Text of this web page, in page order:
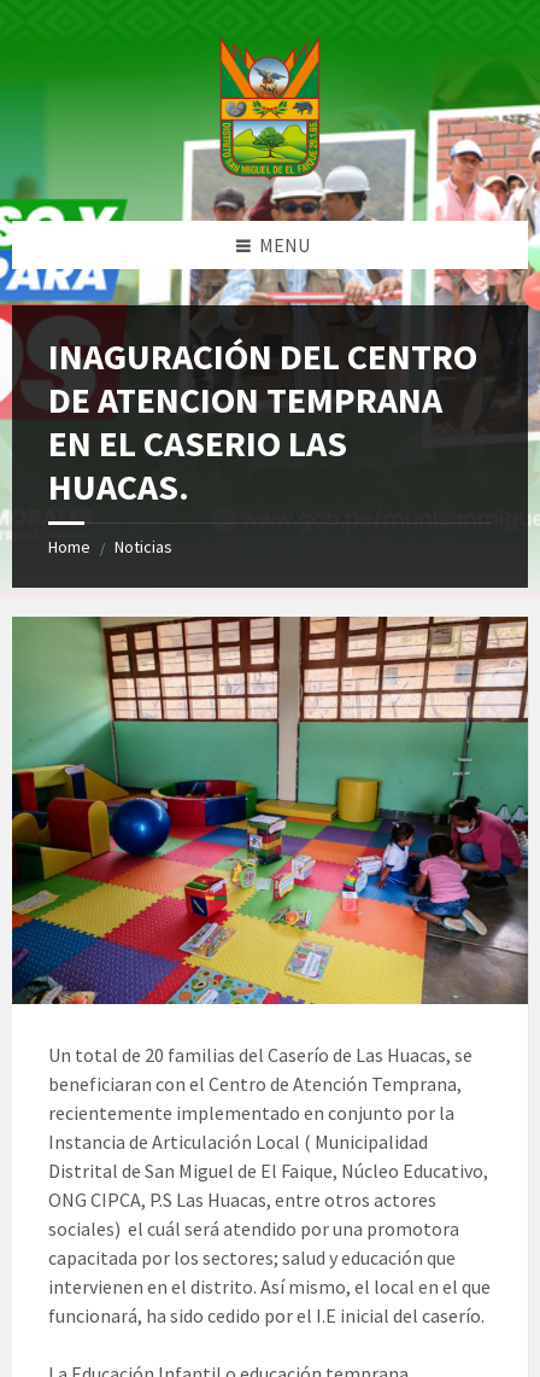
MENU
INAGURACIÓN DEL CENTRO
DE ATENCION TEMPRANA
EN EL CASERIO LAS
HUACAS.
Home / Noticias
Un total de 20 familias del Caserío de Las Huacas, se
beneficiaran con el Centro de Atención Temprana,
recientemente implementado en conjunto por la
Instancia de Articulación Local ( Municipalidad
Distrital de San Miguel de El Faique, Núcleo Educativo,
ONG CIPCA, P.S Las Huacas, entre otros actores
sociales) el cuál será atendido por una promotora
capacitada por los sectores; salud y educación que
intervienen en el distrito. Así mismo, el local en el que
funcionará, ha sido cedido por el I.E inicial del caserío.